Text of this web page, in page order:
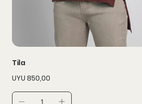
Tila
Precio
UYU 850,00